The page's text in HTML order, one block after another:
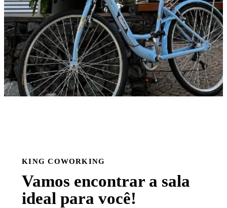
KING COWORKING
Vamos encontrar a sala
ideal para você!